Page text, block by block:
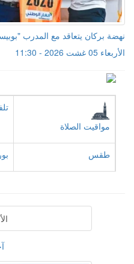
نهضة بركان يتعاقد مع المدرب
الأربعاء 05 غشت 2026 - 11:30
مواقيت الصلاة
طقس